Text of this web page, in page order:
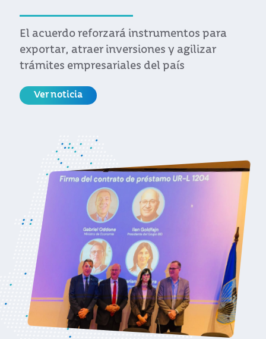
El acuerdo reforzará instrumentos para
exportar, atraer inversiones y agilizar
trámites empresariales del país
Ver noticia